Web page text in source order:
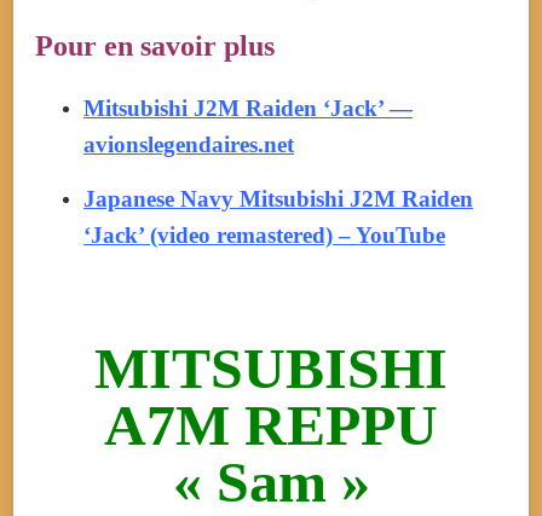
Pour en savoir plus
Mitsubishi J2M Raiden ‘Jack’ —
avionslegendaires.net
Japanese Navy Mitsubishi J2M Raiden
‘Jack’ (video remastered) – YouTube
MITSUBISHI
A7M REPPU
« Sam »